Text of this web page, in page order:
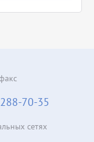
70-35
сетях